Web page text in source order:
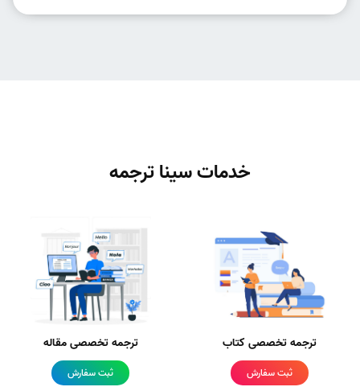
خدمات سینا ترجمه
ترجمه تخصصی کتاب
ثبت سفارش
ترجمه تخصصی مقاله
ثبت سفارش